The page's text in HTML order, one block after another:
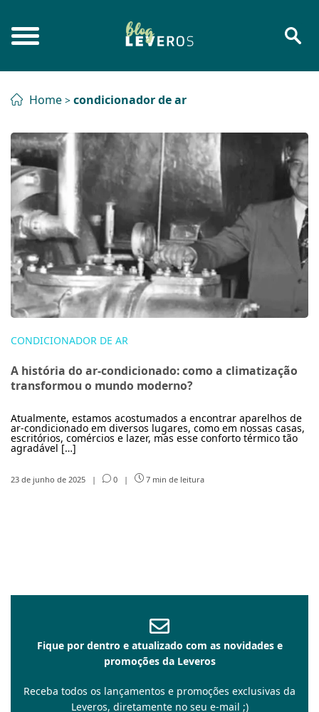
Home > condicionador de ar
CONDICIONADOR DE AR
A história do ar-condicionado: como a climatização
transformou o mundo moderno?
Atualmente, estamos acostumados a encontrar aparelhos de
ar-condicionado em diversos lugares, como em nossas casas,
escritórios, comércios e lazer, mas esse conforto térmico tão
agradável […]
23 de junho de 2025 | 0 | 7 min de leitura
Fique por dentro e atualizado com as novidades e
promoções da Leveros
Receba todos os lançamentos e promoções exclusivas da
Leveros, diretamente no seu e-mail ;)